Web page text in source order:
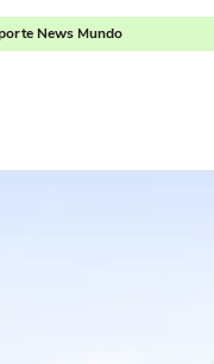
News Mundo